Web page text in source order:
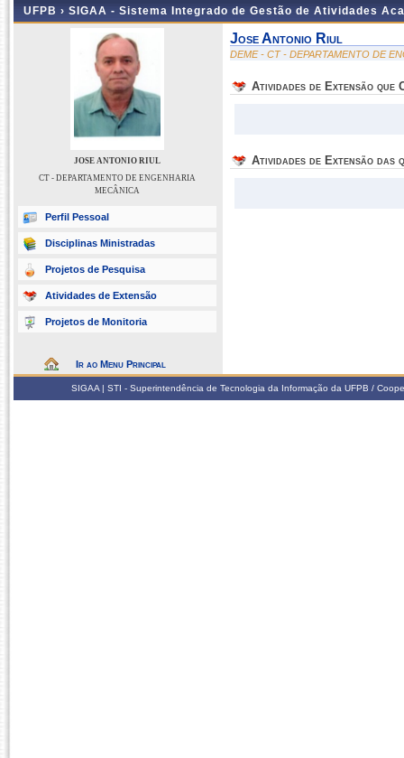
UFPB › SIGAA - Sistema Integrado de Gestão de Atividades
JOSE ANTONIO RIUL
CT - DEPARTAMENTO DE ENGENHARIA
MECÂNICA
Perfil Pessoal
Disciplinas Ministradas
Projetos de Pesquisa
Atividades de Extensão
Projetos de Monitoria
Ir ao Menu Principal
Jose Antonio Riul
DEME - CT - DEPARTAMENTO DE
Atividades de Extensão que
Atividades de Extensão das
SIGAA | STI - Superintendência de Tecnologia da Informação da UFPB /